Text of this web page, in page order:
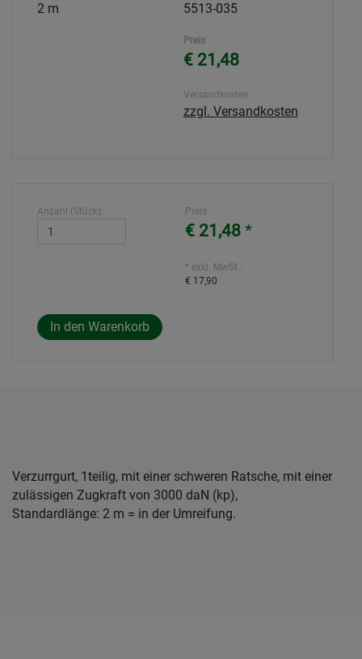
2 m 5513-035
Preis
€ 21,48
Versandkosten
zzgl. Versandkosten
Anzahl (Stück): Preis
€ 21,48 *
* exkl. MwSt.:
€ 17,90
Verzurrgurt, 1teilig, mit einer schweren Ratsche, mit einer
zulässigen Zugkraft von 3000 daN (kp),
Standardlänge: 2 m = in der Umreifung.